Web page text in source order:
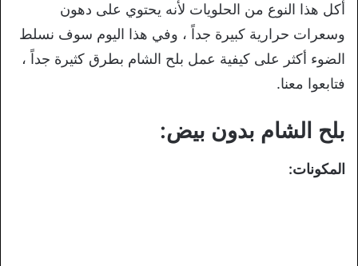
أكل هذا النوع من الحلويات لأنه يحتوي على دهون
وسعرات حرارية كبيرة جداً ، وفي هذا اليوم سوف نسلط
الضوء أكثر على كيفية عمل بلح الشام بطرق كثيرة جداً ،
فتابعوا معنا.
بلح الشام بدون بيض:
المكونات: